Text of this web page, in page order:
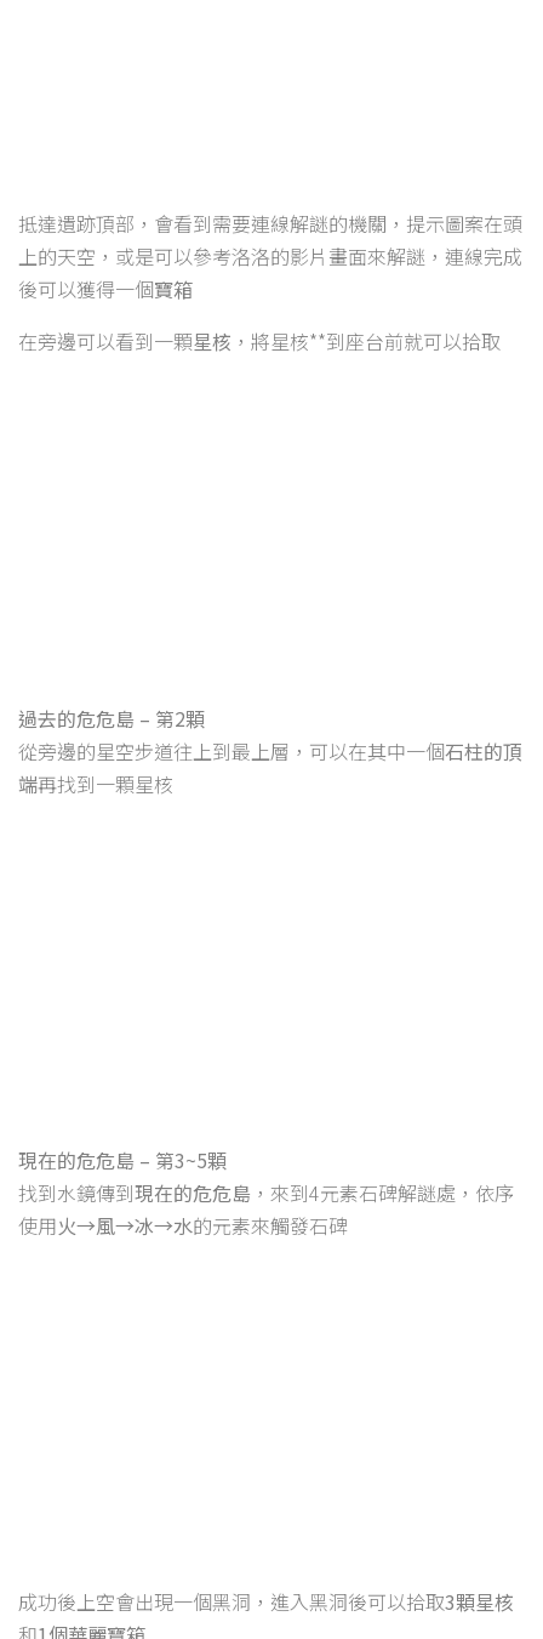
抵達遺跡頂部，會看到需要連線解謎的機關，提示圖案在頭
上的天空，或是可以參考洛洛的影片畫面來解謎，連線完成
後可以獲得一個寶箱
在旁邊可以看到一顆星核 ，將星核**到座台前就可以拾取
過去的危危島 – 第2顆
從旁邊的星空步道往上到最上層，可以在其中一個石柱的頂
端再找到一顆星核
現在的危危島 – 第3~5顆
找到水鏡傳到現在的危危島 ，來到4元素石碑解謎處，依序
使用火→風→冰→水的元素來觸發石碑
成功後上空會出現一個黑洞，進入黑洞後可以拾取3顆星核